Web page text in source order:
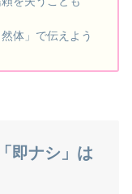
体」で伝えよう
即ナシ」は